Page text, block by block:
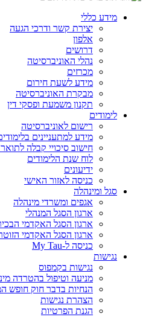
מידע כללי
יצירת קשר ודרכי הגעה
אלפון
דרושים
נהלי האוניברסיטה
מכרזים
מידע לשעת חירום
מבקרת האוניברסיטה
תקנון משמעת ופסקי דין
לימודים
רישום לאוניברסיטה
מידע למתעניינים
חישוב סיכויי קבלה
לוח שנת הלימודים
ידיעונים
כניסה לאזור האישי
סגל ומינהלה
אגפים ומשרדי מינהלה
ארגון הסגל המנהלי
ארגון הסגל האקדמי
ארגון הסגל האקדמי
כניסה ל-My Tau
נגישות
נגישות בקמפוס
מניעה וטיפול בהטרדה
הנחיות בדבר חוק חופש
הצהרת נגישות
הגנת הפרטיות